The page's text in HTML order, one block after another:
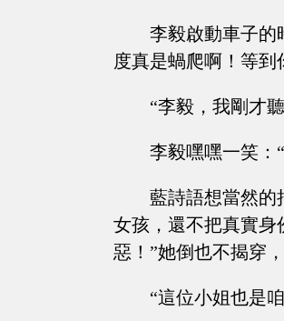
李毅啟動車子的
度真是蝸爬啊！等
“李毅，我剛才
李毅嘿嘿一笑：
藍詩語想當然的
女孩，還不把真實身
惡！”她倒也不揭穿
“這位小姐也是